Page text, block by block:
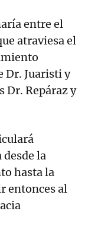
entre el
atraviesa el
Dr. Juaristi y
Dr. Repáraz y
la
hasta la
entonces al